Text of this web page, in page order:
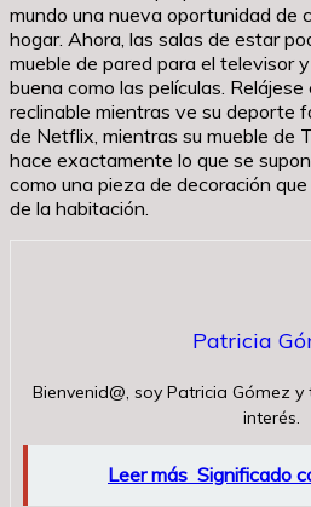
mundo una nueva oportunidad de
hogar. Ahora, las salas de estar
mueble de pared para el televisor
buena como las películas.
reclinable mientras ve su deporte
de Netflix, mientras su mueble de
hace exactamente lo que se
como una pieza de decoración
de la habitación.
Patricia
Bienvenid@, soy Patricia Gómez
interés.
Leer más Significado